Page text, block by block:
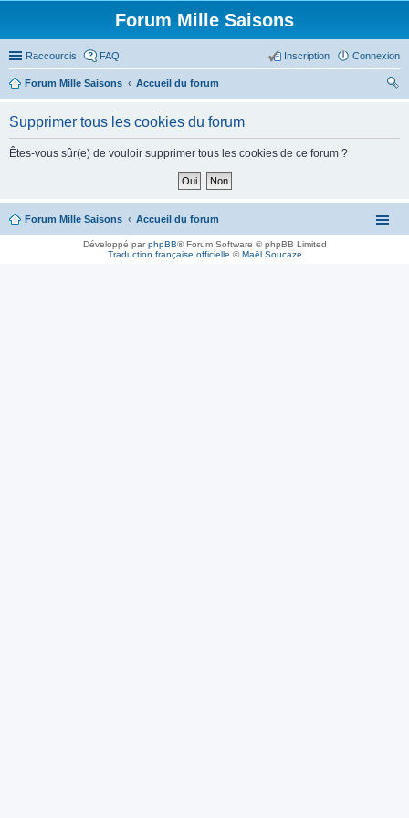
Forum Mille Saisons
Raccourcis FAQ Connexion
Inscription
Forum Mille Saisons
Accueil du forum
Supprimer tous les cookies du forum
Êtes-vous sûr(e) de vouloir supprimer tous les cookies de ce forum ?
Forum Mille Saisons Accueil du forum
Développé parphpBB® Forum Software © phpBB Limited
Traduction française officielle ©Maël Soucaze